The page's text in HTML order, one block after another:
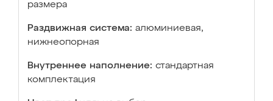
размера
Раздвижная система: алюминиевая,
нижнеопорная
Внутреннее наполнение: стандартная
комплектация